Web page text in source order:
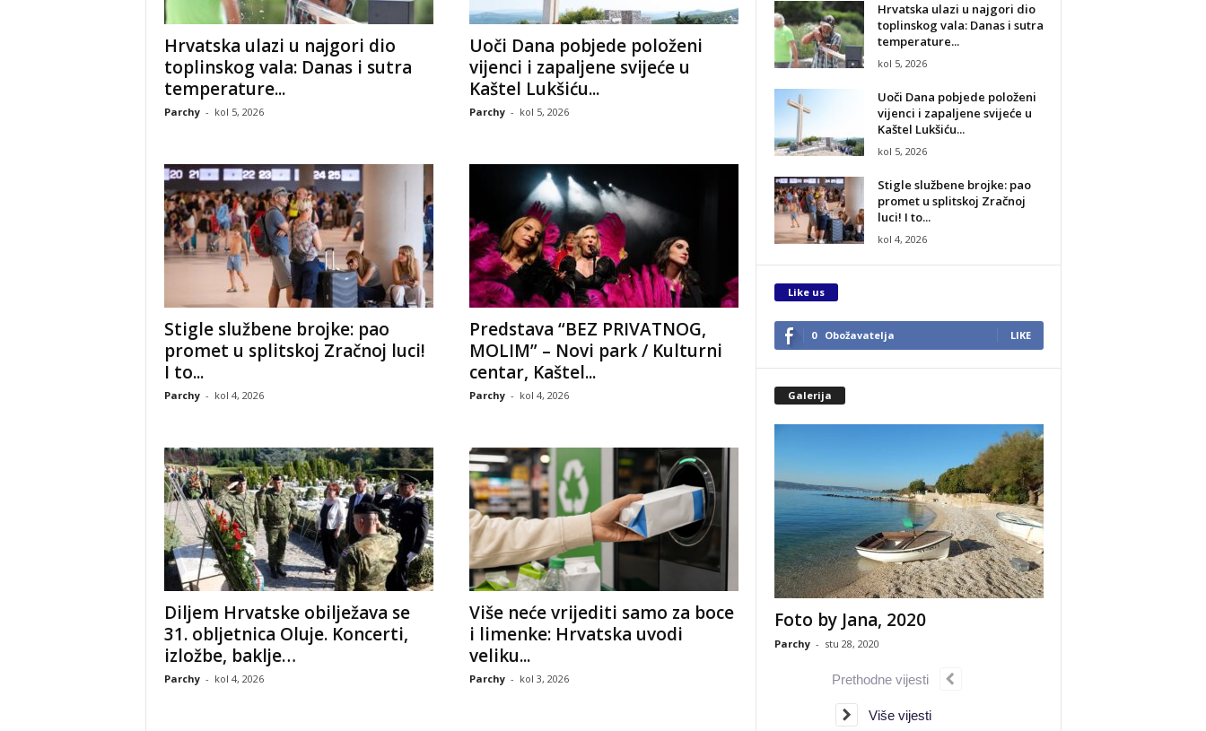
Hrvatska ulazi u najgori dio
toplinskog vala: Danas i sutra
temperature...
Parchy - kol 5, 2026
Uoči Dana pobjede položeni
vijenci i zapaljene svijeće u
Kaštel Lukšiću...
Parchy - kol 5, 2026
Stigle službene brojke: pao
promet u splitskoj Zračnoj luci!
I to...
Parchy - kol 4, 2026
Predstava “BEZ PRIVATNOG,
MOLIM” – Novi park / Kulturni
centar, Kaštel...
Parchy - kol 4, 2026
Diljem Hrvatske obilježava se
31. obljetnica Oluje. Koncerti,
izložbe, baklje…
Parchy - kol 4, 2026
Više neće vrijediti samo za boce
i limenke: Hrvatska uvodi
veliku...
Parchy - kol 3, 2026
Hrvatska ulazi u najgori dio
toplinskog vala: Danas i sutra
temperature...
kol 5, 2026
Uoči Dana pobjede položeni
vijenci i zapaljene svijeće u
Kaštel Lukšiću...
kol 5, 2026
Stigle službene brojke: pao
promet u splitskoj Zračnoj
luci! I to...
kol 4, 2026
Like us
0 Obožavatelja LIKE
Galerija
Foto by Jana, 2020
Parchy - stu 28, 2020
Prethodne vijesti
Više vijesti